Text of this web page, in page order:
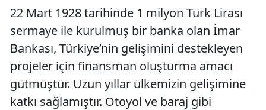
22 Mart 1928 tarihinde 1 milyon Türk Lirası
sermaye ile kurulmuş bir banka olan İmar
Bankası, Türkiye’nin gelişimini destekleyen
projeler için finansman oluşturma amacı
gütmüştür. Uzun yıllar ülkemizin gelişimine
katkı sağlamıştır. Otoyol ve baraj gibi